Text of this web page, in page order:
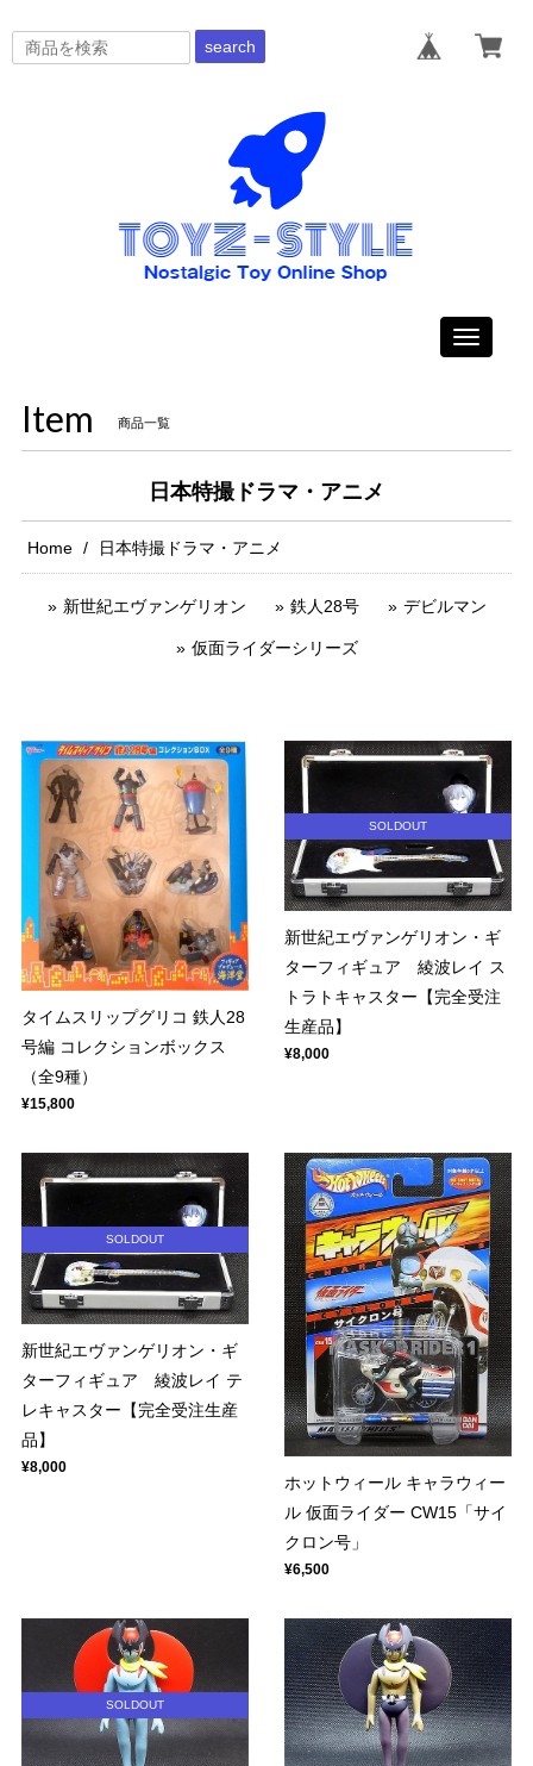
search
Toggle
Item 商品一覧
日本特撮ドラマ・アニメ
Home 日本特撮ドラマ・アニメ
新世紀エヴァンゲリオン 鉄人28号 デビルマン
仮面ライダーシリーズ
タイムスリップグリコ 鉄人28
号編 コレクションボックス
（全9種）
¥15,800
SOLDOUT
新世紀エヴァンゲリオン・ギ
ターフィギュア 綾波レイ ス
トラトキャスター【完全受注
生産品】
¥8,000
SOLDOUT
新世紀エヴァンゲリオン・ギ
ターフィギュア 綾波レイ テ
レキャスター【完全受注生産
品】
¥8,000
ホットウィール キャラウィー
ル 仮面ライダー CW15「サイ
クロン号」
¥6,500
SOLDOUT